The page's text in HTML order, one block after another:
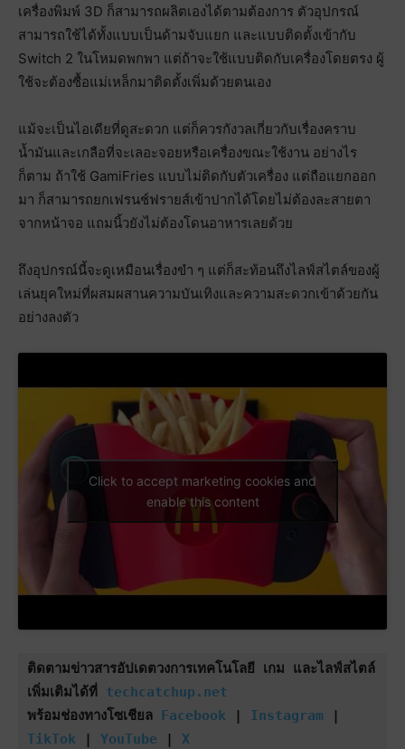
เครื่องพิมพ์ 3D ก็สามารถผลิตเองได้ตามต้องการ ตัวอุปกรณ์
สามารถใช้ได้ทั้งแบบเป็นด้ามจับแยก และแบบติดตั้งเข้ากับ
Switch 2 ในโหมดพกพา แต่ถ้าจะใช้แบบติดกับเครื่องโดยตรง ผู้
ใช้จะต้องซื้อแม่เหล็กมาติดตั้งเพิ่มด้วยตนเอง
แม้จะเป็นไอเดียที่ดูสะดวก แต่ก็ควรกังวลเกี่ยวกับเรื่องคราบ
น้ำมันและเกลือที่จะเลอะจอยหรือเครื่องขณะใช้งาน อย่างไร
ก็ตาม ถ้าใช้ GamiFries แบบไม่ติดกับตัวเครื่อง แต่ถือแยกออก
มา ก็สามารถยกเฟรนช์ฟรายส์เข้าปากได้โดยไม่ต้องละสายตา
จากหน้าจอ แถมนิ้วยังไม่ต้องโดนอาหารเลยด้วย
ถึงอุปกรณ์นี้จะดูเหมือนเรื่องขำ ๆ แต่ก็สะท้อนถึงไลฟ์สไตล์ของผู้
เล่นยุคใหม่ที่ผสมผสานความบันเทิงและความสะดวกเข้าด้วยกัน
อย่างลงตัว
Click to accept marketing cookies and
enable this content
ติดตามข่าวสารอัปเดตวงการเทคโนโลยี เกม และไลฟ์สไตล์
เพิ่มเติมได้ที่ techcatchup.net
พร้อมช่องทางโซเชียล
Facebook Instagram
TikTok
YouTube X